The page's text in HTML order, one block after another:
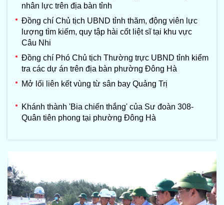
nhân lực trên địa bàn tỉnh
Đồng chí Chủ tịch UBND tỉnh thăm, động viên lực
lượng tìm kiếm, quy tập hài cốt liệt sĩ tại khu vực
Câu Nhi
Đồng chí Phó Chủ tịch Thường trực UBND tỉnh kiểm
tra các dự án trên địa bàn phường Đông Hà
Mở lối liên kết vùng từ sân bay Quảng Trị
Khánh thành 'Bia chiến thắng' của Sư đoàn 308-
Quân tiên phong tại phường Đông Hà